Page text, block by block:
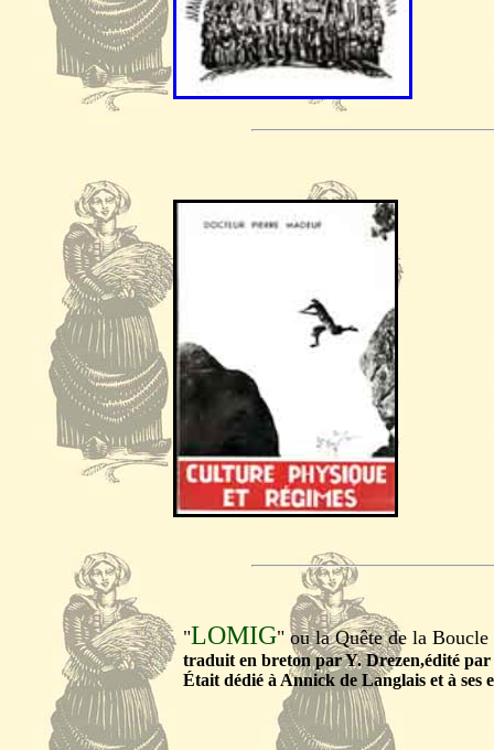
"LOMIG" ou la Quête de la
traduit en breton par Y. Drezen,édité
Était dédié à Annick de Langlais et à